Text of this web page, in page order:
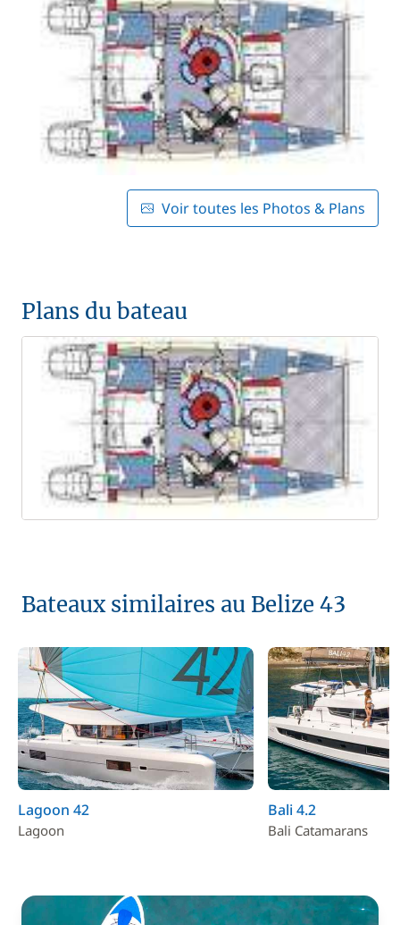
Voir toutes les Photos & Plans
Plans du bateau
Bateaux similaires au Belize 43
Lagoon 42
Lagoon
Bali 4.2
Bali Catamarans